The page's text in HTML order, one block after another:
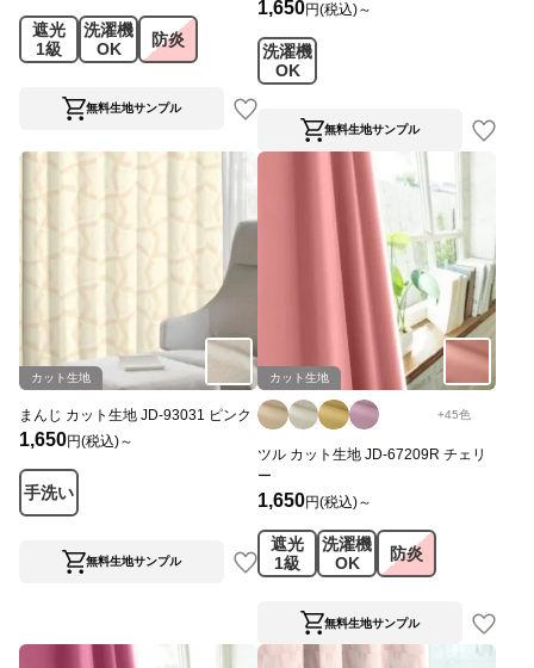
遮光
1級
洗濯機
OK
防炎
無料生地サンプル
1,650円(税込)～
洗濯機
OK
無料生地サンプル
カット生地
まんじ カット生地 JD-93031 ピンク
1,650円(税込)～
手洗い
無料生地サンプル
カット生地
+45色
ツル カット生地 JD-67209R チェリ
ー
1,650円(税込)～
遮光
1級
洗濯機
OK
防炎
無料生地サンプル